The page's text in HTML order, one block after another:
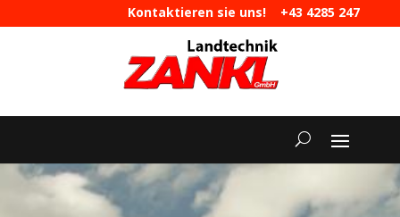
Kontaktieren sie uns! +43 4285 247
|maschinen@landtechnik-zankl.at